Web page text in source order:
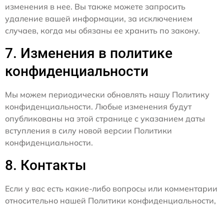
изменения в нее. Вы также можете запросить
удаление вашей информации, за исключением
случаев, когда мы обязаны ее хранить по закону.
7. Изменения в политике
конфиденциальности
Мы можем периодически обновлять нашу Политику
конфиденциальности. Любые изменения будут
опубликованы на этой странице с указанием даты
вступления в силу новой версии Политики
конфиденциальности.
8. Контакты
Если у вас есть какие-либо вопросы или комментарии
относительно нашей Политики конфиденциальности,